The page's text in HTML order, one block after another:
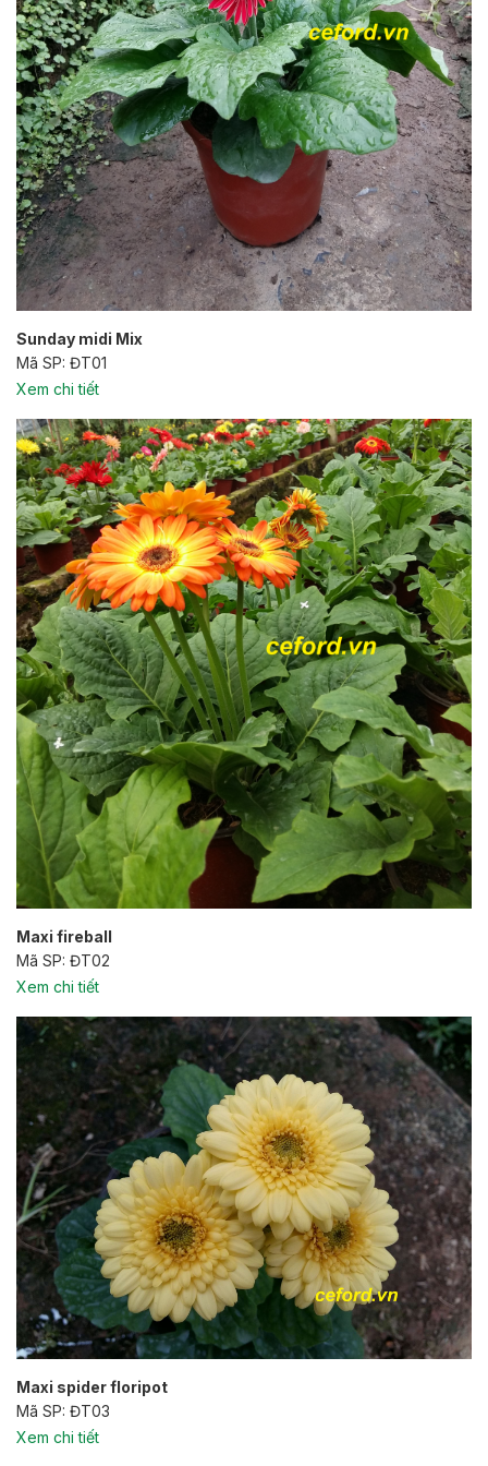
Sunday midi Mix
Mã SP: ĐT01
Xem chi tiết
Maxi fireball
Mã SP: ĐT02
Xem chi tiết
Maxi spider floripot
Mã SP: ĐT03
Xem chi tiết